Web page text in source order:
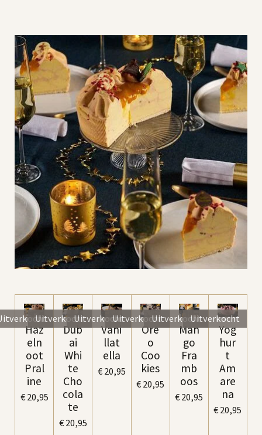
Haz
eln
oot
Pral
ine
€ 20,95
Uitverkocht
Dub
ai
Whi
te
Cho
cola
te
€ 20,95
Uitverkocht
Vani
llat
ella
€ 20,95
Uitverkocht
Ore
o
Coo
kies
€ 20,95
Uitverkocht
Man
go
Fra
mb
oos
€ 20,95
Uitverkocht
Yog
hur
t
Am
are
na
€ 20,95